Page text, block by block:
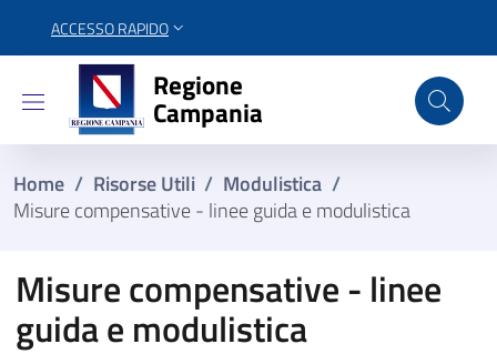
ACCESSO RAPIDO
Regione Campania
Regione
Campania
Home / Risorse Utili / Modulistica /
Misure compensative - linee guida e modulistica
Misure compensative - linee
guida e modulistica